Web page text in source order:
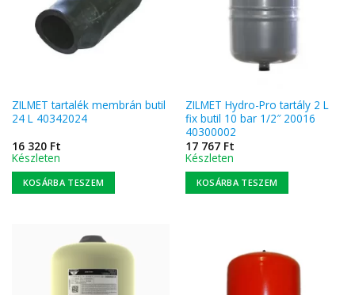
ZILMET tartalék membrán butil
24 L 40342024
16 320 Ft
Készleten
KOSÁRBA TESZEM
ZILMET Hydro-Pro tartály 2 L
fix butil 10 bar 1/2″ 20016
40300002
17 767 Ft
Készleten
KOSÁRBA TESZEM